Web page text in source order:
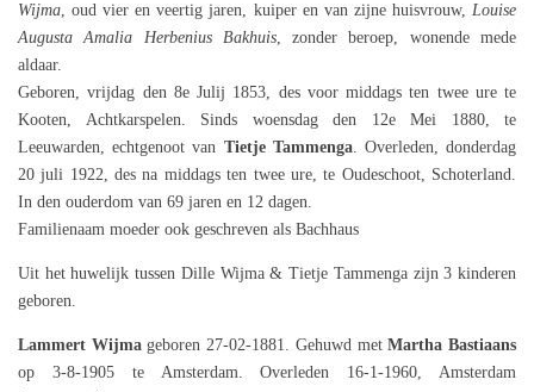
Wijma, oud vier en veertig jaren, kuiper en van zijne huisvrouw, Louise
Augusta Amalia Herbenius Bakhuis, zonder beroep, wonende mede
aldaar.
Geboren, vrijdag den 8e Julij 1853, des voor middags ten twee ure te
Kooten, Achtkarspelen. Sinds woensdag den 12e Mei 1880, te
Leeuwarden, echtgenoot van Tietje Tammenga. Overleden, donderdag
20 juli 1922, des na middags ten twee ure, te Oudeschoot, Schoterland.
In den ouderdom van 69 jaren en 12 dagen.
Familienaam moeder ook geschreven als Bachhaus
Uit het huwelijk tussen Dille Wijma & Tietje Tammenga zijn 3 kinderen
geboren.
Lammert Wijmageboren 27-02-1881. Gehuwd metMartha Bastiaans
op 3-8-1905 te Amsterdam. Overleden 16-1-1960, Amsterdam